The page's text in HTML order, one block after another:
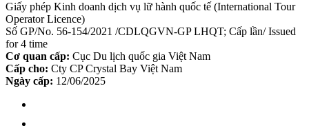
Giấy phép Kinh doanh dịch vụ lữ hành quốc tế (International Tour
Operator Licence)
Số GP/No. 56-154/2021 /CDLQGVN-GP LHQT; Cấp lần/ Issued
for 4 time
Cơ quan cấp: Cục Du lịch quốc gia Việt Nam
Cấp cho: Cty CP Crystal Bay Việt Nam
Ngày cấp: 12/06/2025